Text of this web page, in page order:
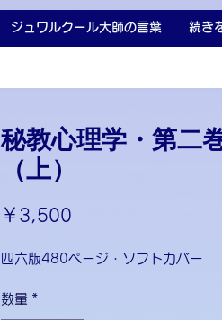
ジュワルクール大師の言葉 続き
秘教心理学・第二
（上）
￥3,500
四六版480ページ・ソフトカバー
数量 *